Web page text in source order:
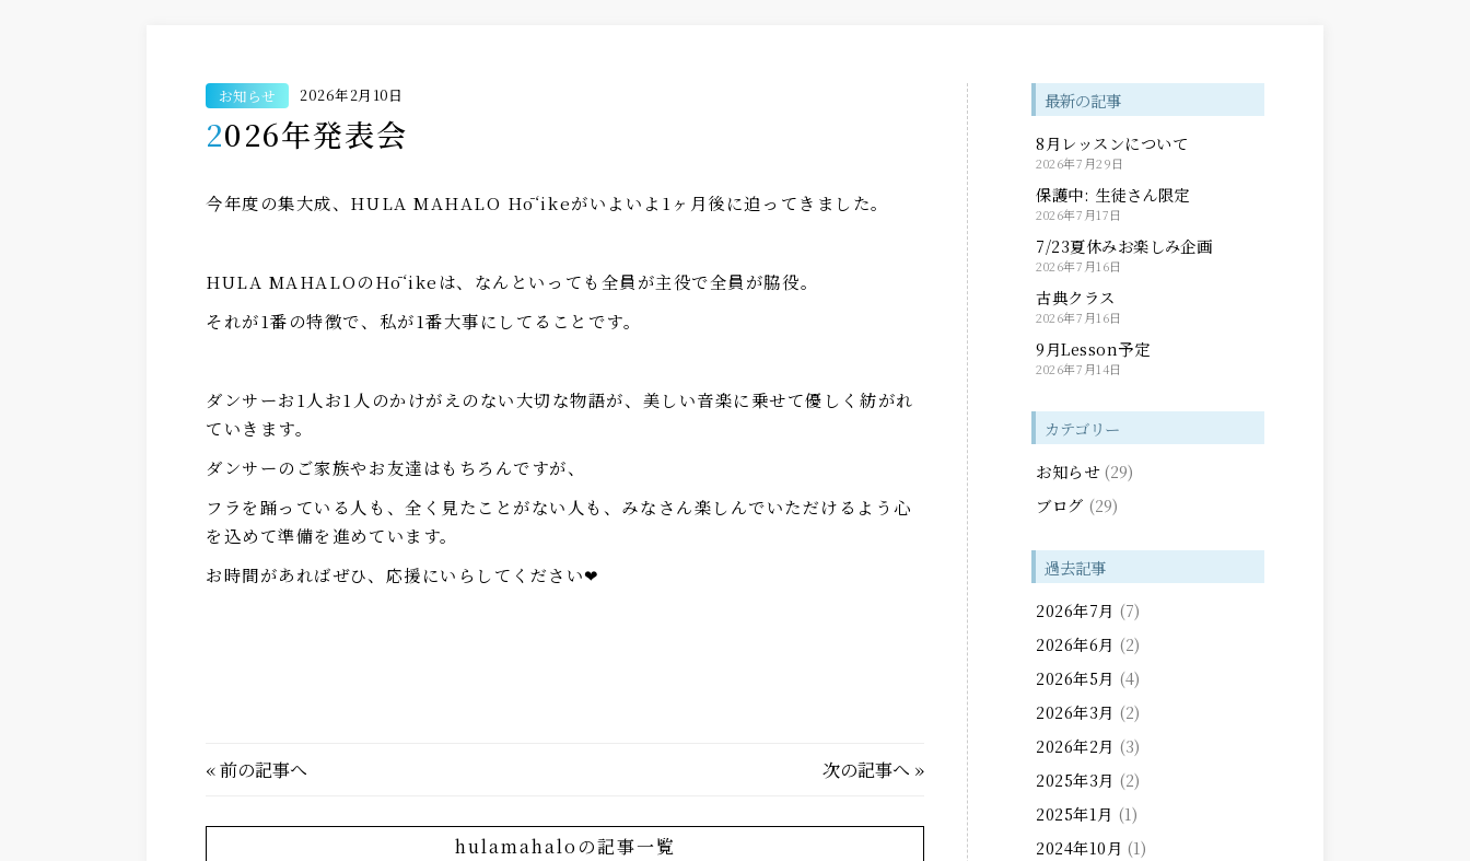
お知らせ 2026年2月10日
2026年発表会
今年度の集大成、HULA MAHALO Hōʻikeがいよいよ1ヶ月後に迫ってきました。
HULA MAHALOのHōʻikeは、なんといっても全員が主役で全員が脇役。
それが1番の特徴で、私が1番大事にしてることです。
ダンサーお1人お1人のかけがえのない大切な物語が、美しい音楽に乗せて優しく紡がれ
ていきます。
ダンサーのご家族やお友達はもちろんですが、
フラを踊っている人も、全く見たことがない人も、みなさん楽しんでいただけるよう心
を込めて準備を進めています。
お時間があればぜひ、応援にいらしてください❤︎
«前の記事へ 次の記事へ »
hulamahaloの記事一覧
最新の記事
8月レッスンについて
2026年7月29日
保護中: 生徒さん限定
2026年7月17日
7/23夏休みお楽しみ企画
2026年7月16日
古典クラス
2026年7月16日
9月Lesson予定
2026年7月14日
カテゴリー
お知らせ(29)
ブログ (29)
過去記事
2026年7月 (7)
2026年6月 (2)
2026年5月 (4)
2026年3月 (2)
2026年2月 (3)
2025年3月 (2)
2025年1月 (1)
2024年10月 (1)